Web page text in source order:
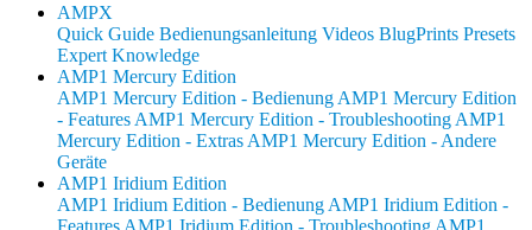
AMPX
Quick Guide Bedienungsanleitung Videos BlugPrints Presets
Expert Knowledge
AMP1 Mercury Edition
AMP1 Mercury Edition - Bedienung AMP1 Mercury Edition
- Features AMP1 Mercury Edition - Troubleshooting AMP1
Mercury Edition - Extras AMP1 Mercury Edition - Andere
Geräte
AMP1 Iridium Edition
AMP1 Iridium Edition - Bedienung AMP1 Iridium Edition -
Features AMP1 Iridium Edition - Troubleshooting AMP1